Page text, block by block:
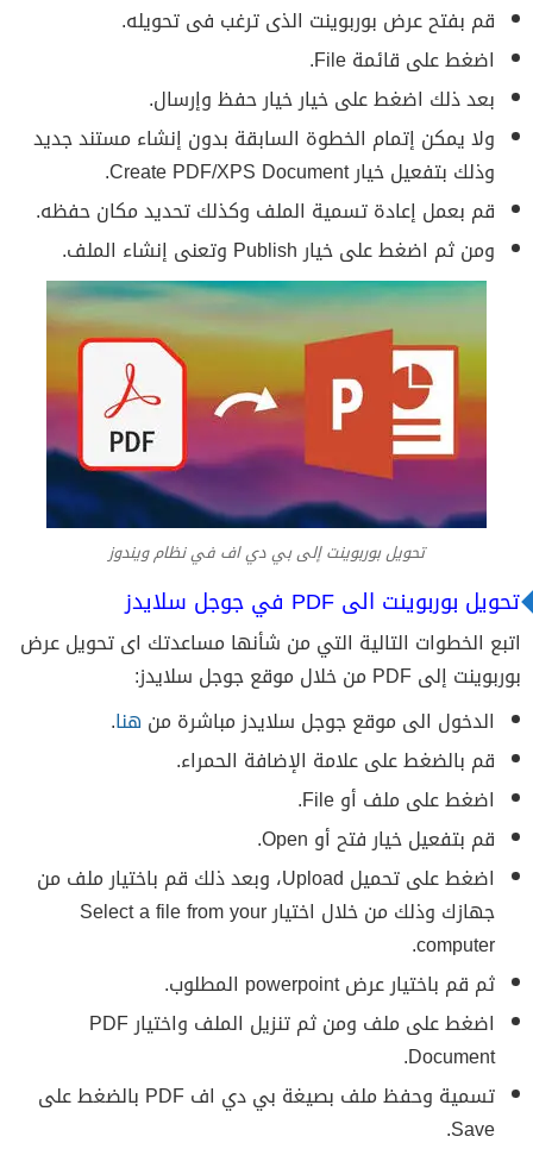
قم بفتح عرض بوربوينت الذى ترغب فى تحويله.
اضغط على قائمة File.
بعد ذلك اضغط على خيار خيار حفظ وإرسال.
ولا يمكن إتمام الخطوة السابقة بدون إنشاء مستند جديد
وذلك بتفعيل خيار Create PDF/XPS Document.
قم بعمل إعادة تسمية الملف وكذلك تحديد مكان حفظه.
ومن ثم اضغط على خيار Publish وتعنى إنشاء الملف.
تحويل بوربوينت إلى بي دي اف في نظام ويندوز
تحويل بوربوينت الى PDF في جوجل سلايدز
اتبع الخطوات التالية التي من شأنها مساعدتك اى تحويل عرض
بوربوينت إلى PDF من خلال موقع جوجل سلايدز:
الدخول الى موقع جوجل سلايدز مباشرة من هنا.
قم بالضغط على علامة الإضافة الحمراء.
اضغط على ملف أو File.
قم بتفعيل خيار فتح أو Open.
اضغط على تحميل Upload، وبعد ذلك قم باختيار ملف من
جهازك وذلك من خلال اختيار Select a file from your
computer.
ثم قم باختيار عرض powerpoint المطلوب.
اضغط على ملف ومن ثم تنزيل الملف واختيار PDF
Document.
تسمية وحفظ ملف بصيغة بي دي اف PDF بالضغط على
Save.